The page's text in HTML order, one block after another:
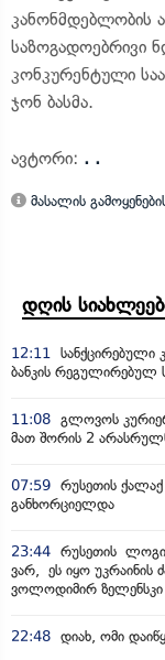
კანონმდებლობის
საზოგადოებრივი
კონკურენტული
ჯონ ბასმა.
ავტორი: . .
მასალის
დღის
12:11 სანქცირებული
ბანკის რეგულირებულ
11:08 გლოვოს
მათ შორის 2
07:59 რუსეთის
განხორციელდა
23:44 რუსეთის
ვარ, ეს იყო უკრაინის
ვოლოდიმირ ზელენსკი
22:48 დიახ, ომი